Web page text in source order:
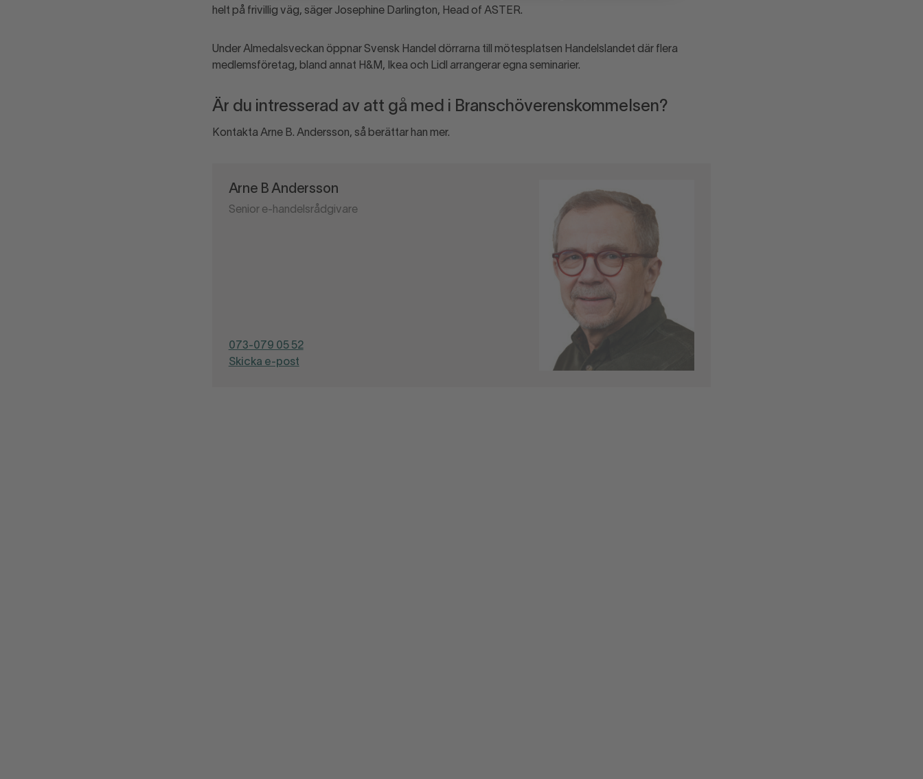
helt på frivillig väg, säger Josephine Darlington, Head of ASTER.
Under Almedalsveckan öppnar Svensk Handel dörrarna till mötesplatsen Handelslandet där flera
medlemsföretag, bland annat H&M, Ikea och Lidl arrangerar egna seminarier.
Är du intresserad av att gå med i Branschöverenskommelsen?
Kontakta Arne B. Andersson, så berättar han mer.
Arne B Andersson
Senior e-handelsrådgivare
073-079 05 52
Skicka e-post